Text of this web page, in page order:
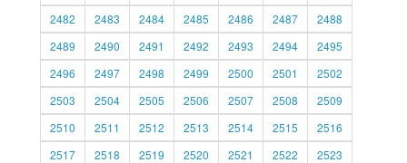
2482
2483 2484 2485 2486 2487
2488
2489
2490 2491 2492 2493 2494
2495
2496
2497 2498 2499 2500 2501
2502
2503
2504 2505 2506 2507 2508
2509
2510
2511 2512 2513 2514 2515
2516
2517
2518 2519 2520 2521 2522
2523